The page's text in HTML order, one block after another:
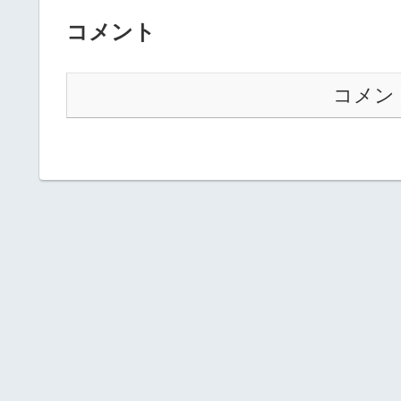
コメント
コメン